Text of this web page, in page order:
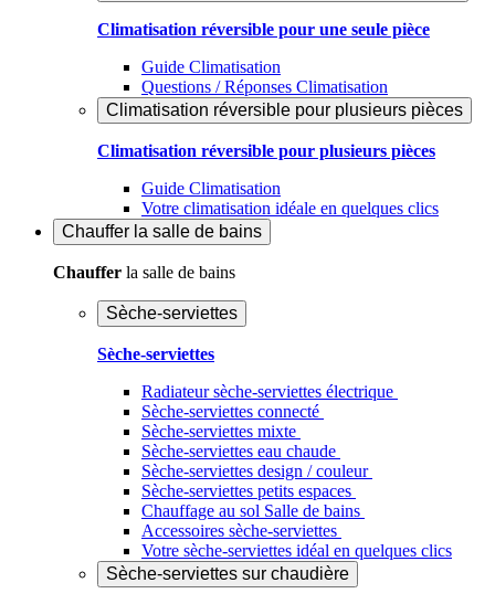
Climatisation réversible pour une seule pièce
Guide Climatisation
Questions / Réponses Climatisation
Climatisation réversible pour plusieurs pièces
Climatisation réversible pour plusieurs pièces
Guide Climatisation
Votre climatisation idéale en quelques clics
Chauffer la salle de bains
Chauffer la salle de bains
Sèche-serviettes
Sèche-serviettes
Radiateur sèche-serviettes électrique
Sèche-serviettes connecté
Sèche-serviettes mixte
Sèche-serviettes eau chaude
Sèche-serviettes design / couleur
Sèche-serviettes petits espaces
Chauffage au sol Salle de bains
Accessoires sèche-serviettes
Votre sèche-serviettes idéal en quelques clics
Sèche-serviettes sur chaudière